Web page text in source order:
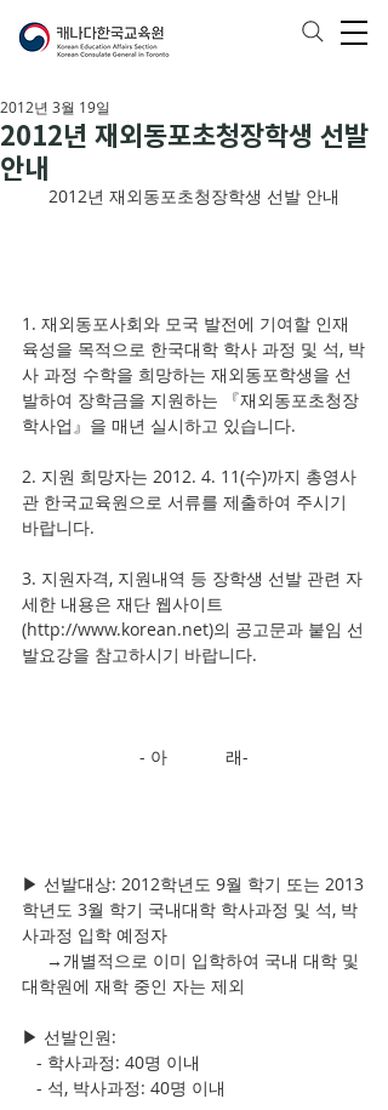
2012년 재외동포초청장학생 선발
안내
2012년 3월 19일
2012년 재외동포초청장학생 선발 안내
1. 재외동포사회와 모국 발전에 기여할 인재
육성을 목적으로 한국대학 학사 과정 및 석, 박
사 과정 수학을 희망하는 재외동포학생을 선
발하여 장학금을 지원하는 『재외동포초청장
학사업』을 매년 실시하고 있습니다.
2. 지원 희망자는 2012. 4. 11(수)까지 총영사
관 한국교육원으로 서류를 제출하여 주시기
바랍니다.
3. 지원자격, 지원내역 등 장학생 선발 관련 자
세한 내용은 재단 웹사이트
(http://www.korean.net)의 공고문과 붙임 선
발요강을 참고하시기 바랍니다.
- 아            래-
▶ 선발대상: 2012학년도 9월 학기 또는 2013
학년도 3월 학기 국내대학 학사과정 및 석, 박
사과정 입학 예정자
대학원에 재학 중인 자는 제외
▶ 선발인원:
   - 학사과정: 40명 이내
   - 석, 박사과정: 40명 이내